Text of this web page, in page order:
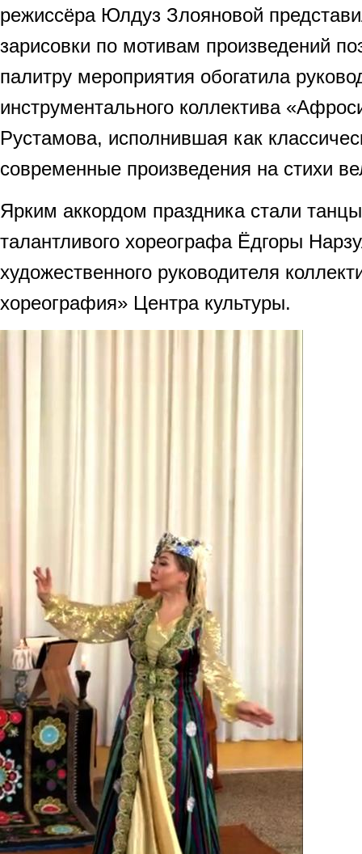
режиссёра Юлдуз Злояновой
зарисовки по мотивам произведений
палитру мероприятия обогатила
инструментального коллектива
Рустамова, исполнившая как
современные произведения на стихи
Ярким аккордом праздника стали
талантливого хореографа Ёдгоры
художественного руководителя
хореография» Центра культуры.